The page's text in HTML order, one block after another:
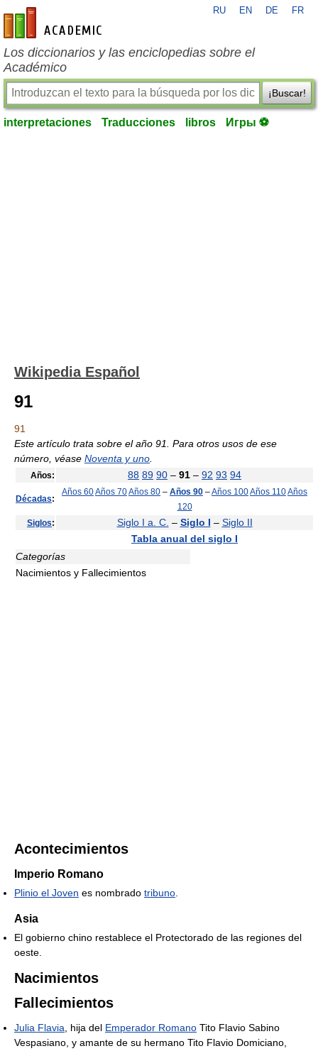
es-academic.com
RU EN DE FR
Los diccionarios y las enciclopedias sobre el
Académico
¡Buscar!
interpretaciones Traducciones libros Игры ⚽
Wikipedia Español
91
91
Este artículo trata sobre el año 91. Para otros usos de ese
número, véase Noventa y uno
Años: 88 89 90 – 91 – 92 93 94
Décadas:
Años 60Años 70Años 80 – Años 90 –Años 100Años 110Años
120
Siglos: Siglo I a. C. – Siglo I – Siglo II
Tabla anual del siglo I
Categorías
Nacimientos y Fallecimientos
Acontecimientos
Imperio Romano
Plinio el Joven es nombrado tribuno
Asia
El gobierno chino restablece el Protectorado de las regiones del
oeste.
Nacimientos
Fallecimientos
Julia Flavia , hija del Emperador Romano Tito Flavio Sabino
Vespasiano, y amante de su hermano Tito Flavio Domiciano,